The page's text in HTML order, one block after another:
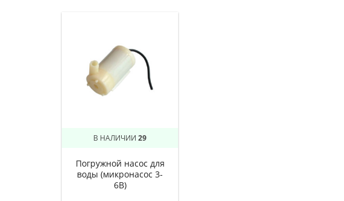
В НАЛИЧИИ 29
Погружной насос для
воды (микронасос 3-
6В)